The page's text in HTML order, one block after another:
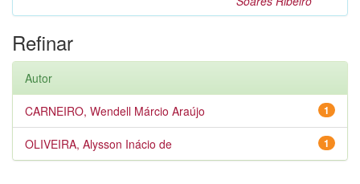
Refinar
Autor
1
CARNEIRO, Wendell Márcio Araújo
1
OLIVEIRA, Alysson Inácio de